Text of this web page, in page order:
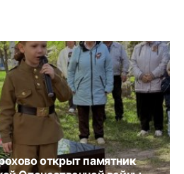
открыт памятник